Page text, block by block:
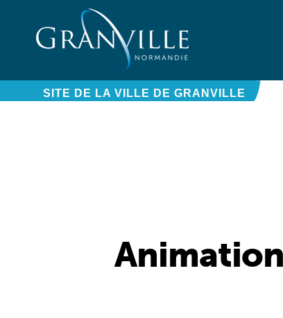
SITE DE LA VILLE DE GRANVILLE
Panneau de gestion des cookies